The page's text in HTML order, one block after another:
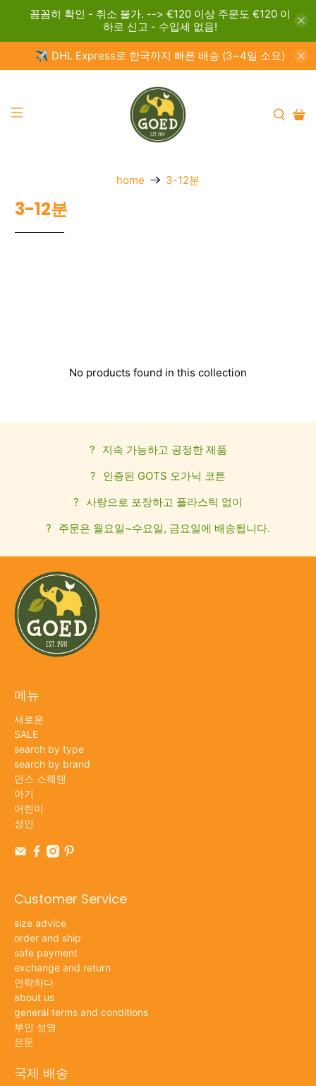
꼼꼼히 확인 - 취소 불가. --> €120 이상 주문도 €120 이
하로 신고 - 수입세 없음!
✈️ DHL Express로 한국까지 빠른 배송 (3~4일 소요)
home 3-12분
3-12분
No products found in this collection
?
지속 가능하고 공정한 제품
?
인증된 GOTS 오가닉 코튼
? 사랑으로 포장하고 플라스틱 없이
?
주문은 월요일~수요일, 금요일에 배송됩니다.
메뉴
새로운
SALE
search by type
search by brand
던스 스웨덴
아기
어린이
성인
Customer Service
size advice
order and ship
safe payment
exchange and return
연락하다
about us
general terms and conditions
부인 성명
은둔
국제 배송